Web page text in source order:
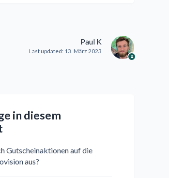
Paul K
Last updated: 13. März 2023
in diesem
Gutscheinaktionen auf die
aus?